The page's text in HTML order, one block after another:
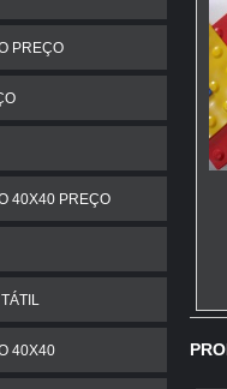
PREÇO
40X40 PREÇO
40X40